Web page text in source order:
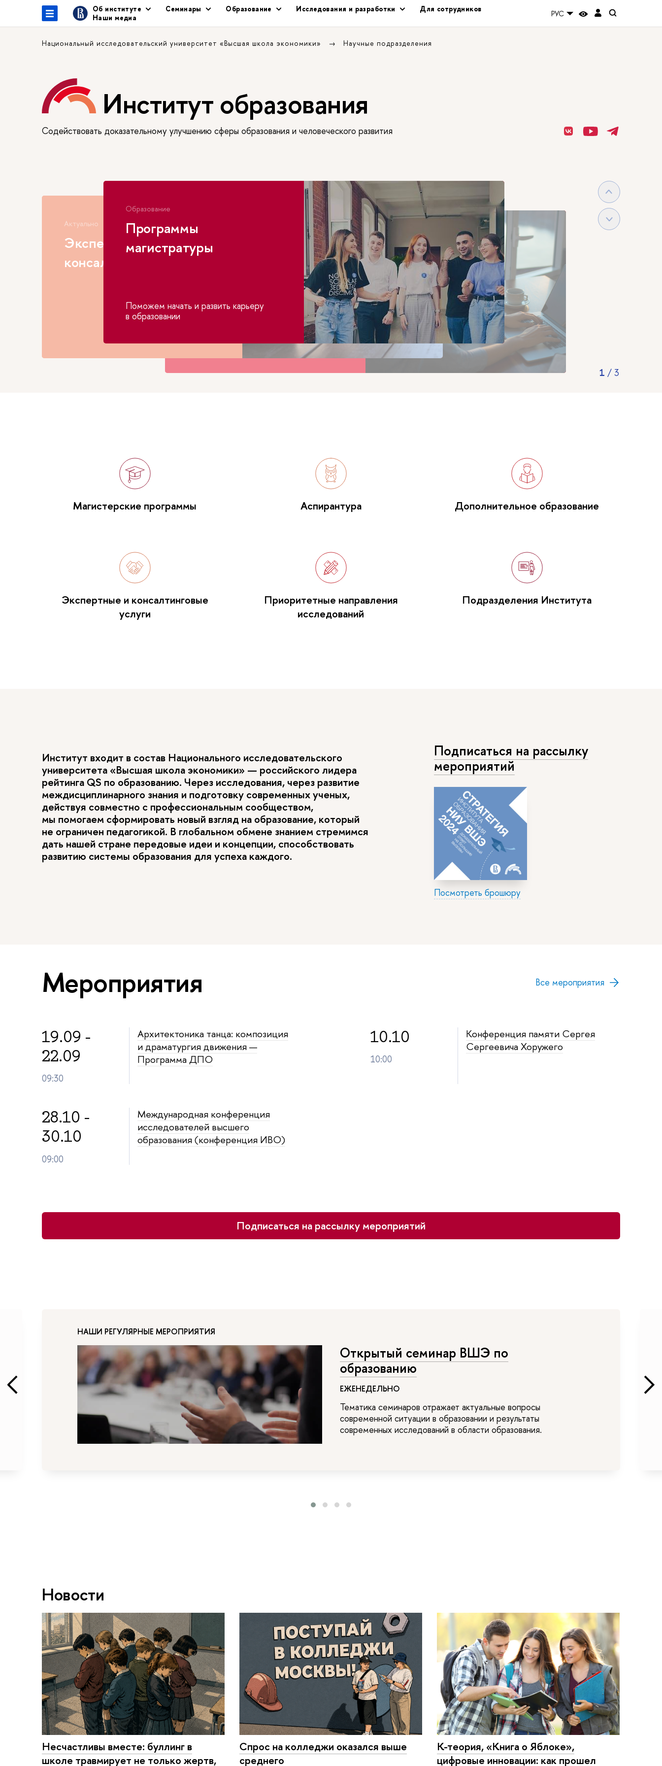
Об институте Семинары Образование Исследования и разработки
Для сотрудников
Наши медиа
РУС
Национальный исследовательский университет «Высшая школа экономики» Научные подразделения
Институт образования
Содействовать доказательному улучшению сферы образования и человеческого развития
Образование
Программы
магистратуры
Поможем начать и развить карьеру
в образовании
Образование в условиях
Новости, инструменты, методики
внедрения дистанционных технологий
в образовании и работе
Актуально
Экспертные и
консалтинговые услуги
1 / 3
Магистерские программы Аспирантура Дополнительное образование
Экспертные и консалтинговые
услуги
Приоритетные направления
исследований
Подразделения Института
Институт входит в состав Национального исследовательского
университета «Высшая школа экономики» — российского лидера
рейтинга QS по образованию. Через исследования, через развитие
междисциплинарного знания и подготовку современных ученых,
действуя совместно с профессиональным сообществом,
мы помогаем сформировать новый взгляд на образование, который
не ограничен педагогикой. В глобальном обмене знанием стремимся
дать нашей стране передовые идеи и концепции, способствовать
развитию системы образования для успеха каждого.
Подписаться на рассылку
мероприятий
Посмотреть брошюру
Мероприятия Все мероприятия
19.09 -
22.09
09:30
Архитектоника танца: композиция
и драматургия движения —
Программа ДПО
10.10
10:00
Конференция памяти Сергея
Сергеевича Хоружего
28.10 -
30.10
09:00
Международная конференция
исследователей высшего
образования (конференция ИВО)
Подписаться на рассылку мероприятий
НАШИ РЕГУЛЯРНЫЕ МЕРОПРИЯТИЯ
Открытый семинар ВШЭ по
образованию
ЕЖЕНЕДЕЛЬНО
Тематика семинаров отражает актуальные вопросы
современной ситуации в образовании и результаты
современных исследований в области образования.
Новости
Несчастливы вместе: буллинг в
школе травмирует не только жертв,
Спрос на колледжи оказался выше
среднего
К-теория, «Книга о Яблоке»,
цифровые инновации: как прошел